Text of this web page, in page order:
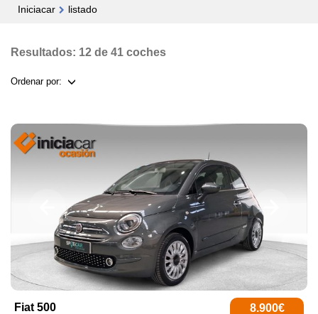
Iniciacar listado
Resultados: 12 de 41 coches
Ordenar por:
Fiat 500 8.900€